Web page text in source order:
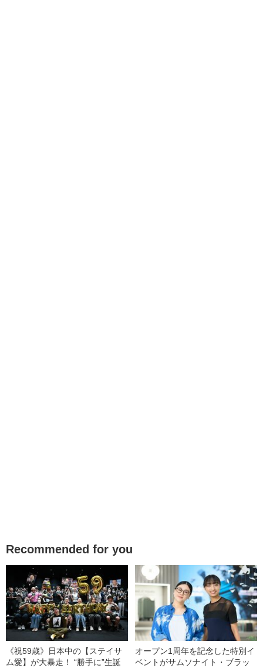
Recommended for you
《祝59歳》日本中の【ステイサ
ム愛】が大暴走！ “勝手に”生誕
オープン1周年を記念した特別イ
ベントがサムソナイト・ブラッ